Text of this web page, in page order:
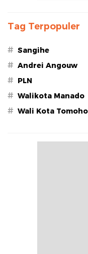
Tag Terpopuler
# Sangihe
# Andrei Angouw
# PLN
# Walikota Manado
# Wali Kota